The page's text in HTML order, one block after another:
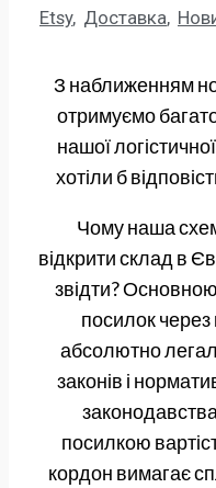
Etsy, Доставка,
З наближенням
отримуємо
нашої
хотіли б
Чому наша
відкрити склад в
звідти?
посилок
абсолютно
законів і
посилкою
кордон вимагає